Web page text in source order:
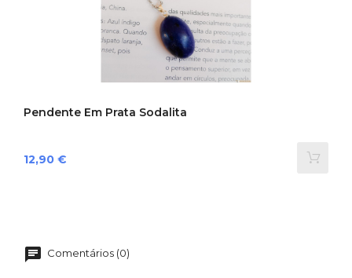
Pendente Em Prata Sodalita
Preço
12,90 €
Comentários (0)